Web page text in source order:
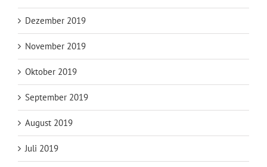
Dezember 2019
November 2019
Oktober 2019
September 2019
August 2019
Juli 2019